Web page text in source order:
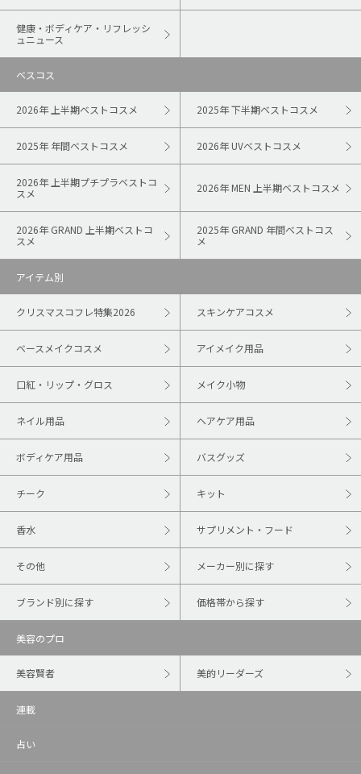
健康・ボディケア・リフレッシ
ュニュース
ベスコス
2026年 上半期ベストコスメ 2025年 下半期ベストコスメ
2025年 年間ベストコスメ 2026年 UVベストコスメ
2026年 上半期プチプラベストコ
スメ
2026年 MEN 上半期ベストコスメ
2026年 GRAND 上半期ベストコ
スメ
2025年 GRAND 年間ベストコス
メ
アイテム別
クリスマスコフレ特集2026 スキンケアコスメ
ベースメイクコスメ アイメイク用品
口紅・リップ・グロス メイク小物
ネイル用品 ヘアケア用品
ボディケア用品 バスグッズ
チーク キット
香水 サプリメント・フード
その他 メーカー別に探す
ブランド別に探す 価格帯から探す
美容のプロ
美容賢者 美的リーダーズ
連載
占い